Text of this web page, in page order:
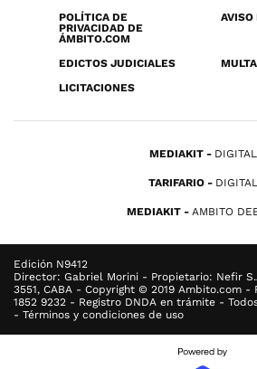
POLÍTICA DE
PRIVACIDAD DE
ÁMBITO.COM
AVISO
EDICTOS JUDICIALES
LICITACIONES
MEDIAKIT DIGITAL
TARIFARIO DIGITAL
MEDIAKIT AMBITO
Edición N9412
Director: Gabriel Morini - Propietario: Nefir
3551, CABA - Copyright © 2019 Ambito.com -
1852 9232 - Registro DNDA en trámite -
- Términos y condiciones de uso